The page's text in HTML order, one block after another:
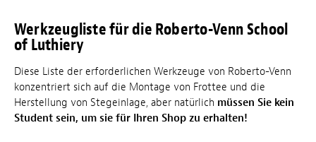
Werkzeugliste für die Roberto-Venn School
of Luthiery
Diese Liste der erforderlichen Werkzeuge von Roberto-Venn
konzentriert sich auf die Montage von Frottee und die
Herstellung von Stegeinlage, aber natürlich müssen Sie kein
Student sein, um sie für Ihren Shop zu erhalten!